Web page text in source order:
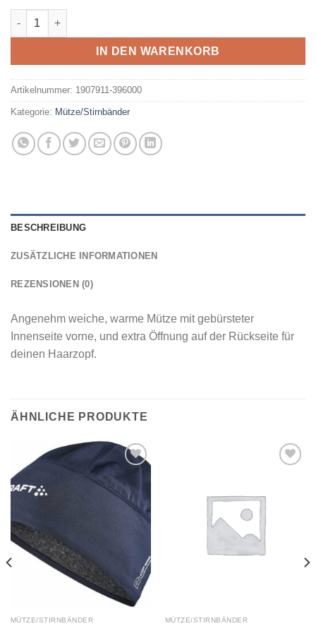
CRAFT - ADV ESSENCE MICROFLEECE PONYTAIL HAT BLAZE
IN DEN WARENKORB
Artikelnummer: 1907911-396000
Kategorie: Mütze/Stirnbänder
BESCHREIBUNG
ZUSÄTZLICHE INFORMATIONEN
REZENSIONEN (0)
Angenehm weiche, warme Mütze mit gebürsteter
Innenseite vorne, und extra Öffnung auf der Rückseite für
deinen Haarzopf.
ÄHNLICHE PRODUKTE
wishlist
MÜTZE/STIRNBÄNDER MÜTZE/STIRNBÄNDER